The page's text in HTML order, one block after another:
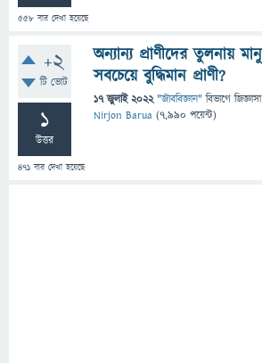
558 বার দেখা হয়েছে
+2
টি ভোট
1
উত্তর
471 বার দেখা হয়েছে
অন্যান্য প্রাণীদের তুলনায়
সবচেয়ে বুদ্ধিমান প্রাণী?
17 জুলাই 2022 "জীববিজ্ঞান" বিভাগে
Nirjon Barua (7,990 পয়েন্ট)